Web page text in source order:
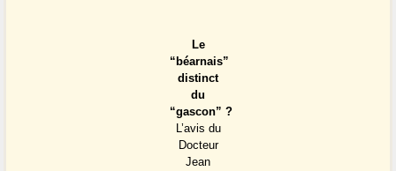
Le
“béarnais”
distinct
du
“gascon” ?
L’avis du
Docteur
Jean